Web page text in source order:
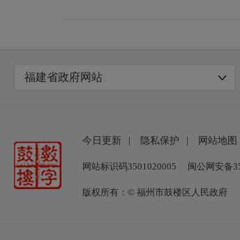
福建省政府网站
今日更新 隐私保护 网站地图
网站标识码3501020005 闽公网安备
版权所有：© 福州市鼓楼区人民政府